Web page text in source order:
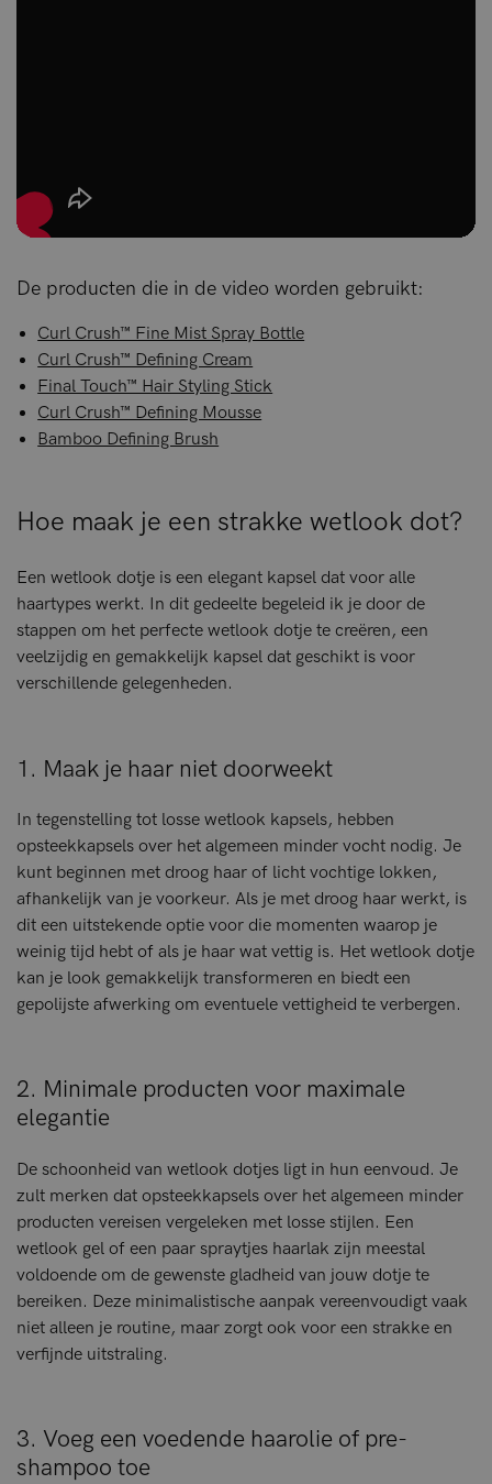
De producten die in de video worden gebruikt:
Curl Crush™ Fine Mist Spray Bottle
Curl Crush™ Defining Cream
Final Touch™ Hair Styling Stick
Curl Crush™ Defining Mousse
Bamboo Defining Brush
Hoe maak je een strakke wetlook dot?
Een wetlook dotje is een elegant kapsel dat voor alle
haartypes werkt. In dit gedeelte begeleid ik je door de
stappen om het perfecte wetlook dotje te creëren, een
veelzijdig en gemakkelijk kapsel dat geschikt is voor
verschillende gelegenheden.
1. Maak je haar niet doorweekt
In tegenstelling tot losse wetlook kapsels, hebben
opsteekkapsels over het algemeen minder vocht nodig. Je
kunt beginnen met droog haar of licht vochtige lokken,
afhankelijk van je voorkeur. Als je met droog haar werkt, is
dit een uitstekende optie voor die momenten waarop je
weinig tijd hebt of als je haar wat vettig is. Het wetlook dotje
kan je look gemakkelijk transformeren en biedt een
gepolijste afwerking om eventuele vettigheid te verbergen.
2. Minimale producten voor maximale
elegantie
De schoonheid van wetlook dotjes ligt in hun eenvoud. Je
zult merken dat opsteekkapsels over het algemeen minder
producten vereisen vergeleken met losse stijlen. Een
wetlook gel of een paar spraytjes haarlak zijn meestal
voldoende om de gewenste gladheid van jouw dotje te
bereiken. Deze minimalistische aanpak vereenvoudigt vaak
niet alleen je routine, maar zorgt ook voor een strakke en
verfijnde uitstraling.
3. Voeg een voedende haarolie of pre-
shampoo toe